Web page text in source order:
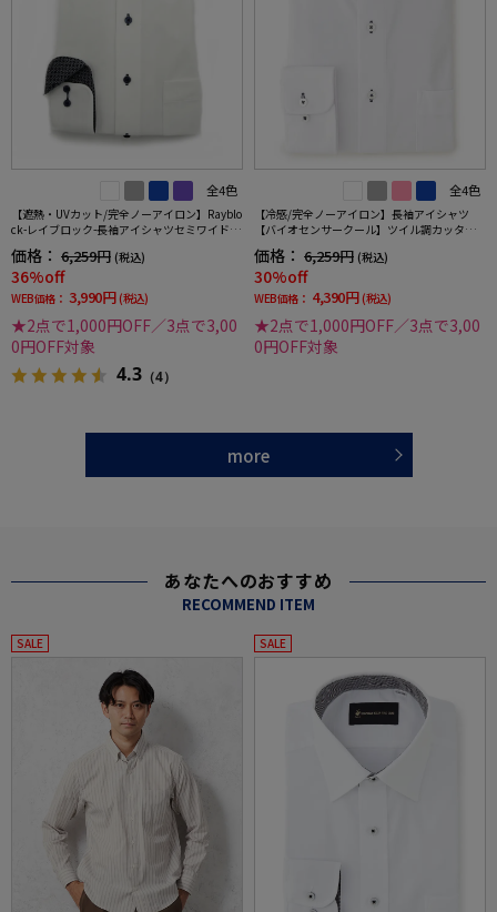
全4色
【遮熱・UVカット/完全ノーアイロン】Rayblo
ck-レイブロック-長袖アイシャツセミワイドス
トライプワイシャツi-shirt
価格： 6,259円 (税込)
36%off
WEB価格： 3,990円 (税込)
★2点で1,000円OFF／3点で3,00
0円OFF対象
4.3 （4）
全4色
【冷感/完全ノーアイロン】長袖アイシャツ
【バイオセンサークール】ツイル調カッタウ
ェイ織柄無地形態安定ストレッチ防汚効果吸
汗速乾ワイシャツ春夏
価格： 6,259円 (税込)
30%off
WEB価格： 4,390円 (税込)
★2点で1,000円OFF／3点で3,00
0円OFF対象
more
あなたへのおすすめ
RECOMMEND ITEM
SALE SALE